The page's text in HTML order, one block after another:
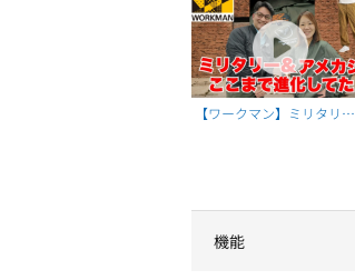
【ワークマン】ミリタリー
機能